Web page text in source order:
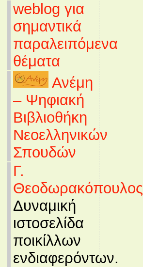
weblog για
σημαντικά
παραλειπόμενα
θέματα
Ανέμη
– Ψηφιακή
Βιβλιοθήκη
Νεοελληνικών
Σπουδών
Γ.
Θεοδωρακόπουλος
Δυναμική
ιστοσελίδα
ποικίλλων
ενδιαφερόντων.